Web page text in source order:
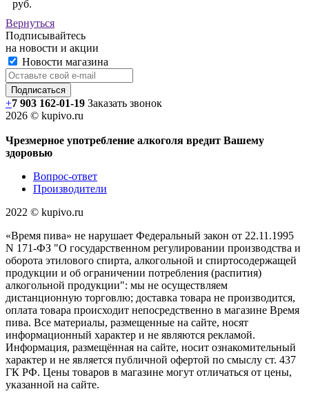
руб.
Вернуться
Подписывайтесь
на новости и акции
Новости магазина
+7 903 162-01-19 Заказать звонок
2026 © kupivo.ru
Чрезмерное употребление алкоголя вредит Вашему
здоровью
Вопрос-ответ
Производители
2022 ©️ kupivo.ru
«Время пива» не нарушает Федеральный закон от 22.11.1995
N 171-ФЗ "О государственном регулировании производства и
оборота этилового спирта, алкогольной и спиртосодержащей
продукции и об ограничении потребления (распития)
алкогольной продукции": мы не осуществляем
дистанционную торговлю; доставка товара не производится,
оплата товара происходит непосредственно в магазине Время
пива. Все материалы, размещенные на сайте, носят
информационный характер и не являются рекламой.
Информация, размещённая на сайте, носит ознакомительный
характер и не является публичной офертой по смыслу ст. 437
ГК РФ. Цены товаров в магазине могут отличаться от цены,
указанной на сайте.